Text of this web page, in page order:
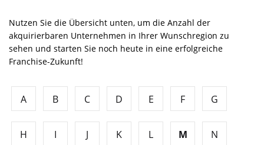
Nutzen Sie die Übersicht unten, um die Anzahl der
akquirierbaren Unternehmen in Ihrer Wunschregion zu
sehen und starten Sie noch heute in eine erfolgreiche
Franchise-Zukunft!
A B C D E F G
H I J K L M N